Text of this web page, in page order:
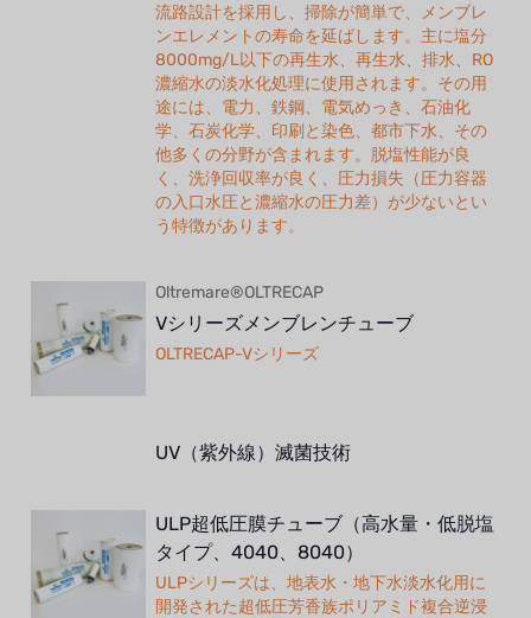
流路設計を採用し、掃除が簡単で、メンブレ
ンエレメントの寿命を延ばします。主に塩分
8000mg/L以下の再生水、再生水、排水、RO
濃縮水の淡水化処理に使用されます。その用
途には、電力、鉄鋼、電気めっき、石油化
学、石炭化学、印刷と染色、都市下水、その
他多くの分野が含まれます。脱塩性能が良
く、洗浄回収率が良く、圧力損失（圧力容器
の入口水圧と濃縮水の圧力差）が少ないとい
う特徴があります。
Oltremare®OLTRECAP
Vシリーズメンブレンチューブ
OLTRECAP-Vシリーズ
UV（紫外線）滅菌技術
ULP超低圧膜チューブ（高水量・低脱塩
タイプ、4040、8040）
ULPシリーズは、地表水・地下水淡水化用に
開発された超低圧芳香族ポリアミド複合逆浸